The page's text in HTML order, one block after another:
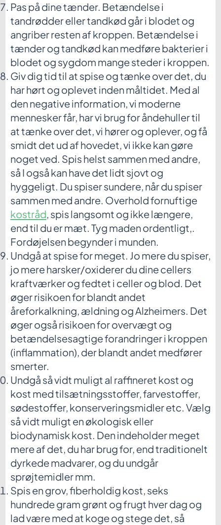
Pas på dine tænder. Betændelse i
tandrødder eller tandkød går i blodet og
angriber resten af kroppen. Betændelse i
tænder og tandkød kan medføre bakterier i
blodet og sygdom mange steder i kroppen.
Giv dig tid til at spise og tænke over det, du
har hørt og oplevet inden måltidet. Med al
den negative information, vi moderne
mennesker får, har vi brug for åndehuller til
at tænke over det, vi hører og oplever, og få
smidt det ud af hovedet, vi ikke kan gøre
noget ved. Spis helst sammen med andre,
så I også kan have det lidt sjovt og
hyggeligt. Du spiser sundere, når du spiser
sammen med andre. Overhold fornuftige
kostråd, spis langsomt og ikke længere,
end til du er mæt. Tyg maden ordentligt,.
Fordøjelsen begynder i munden.
Undgå at spise for meget. Jo mere du spiser,
jo mere harsker/oxiderer du dine cellers
kraftværker og fedtet i celler og blod. Det
øger risikoen for blandt andet
åreforkalkning, ældning og Alzheimers. Det
øger også risikoen for overvægt og
betændelsesagtige forandringer i kroppen
(inflammation), der blandt andet medfører
smerter.
Undgå så vidt muligt al raffineret kost og
kost med tilsætningsstoffer, farvestoffer,
sødestoffer, konserveringsmidler etc. Vælg
så vidt muligt en økologisk eller
biodynamisk kost. Den indeholder meget
mere af det, du har brug for, end traditionelt
dyrkede madvarer, og du undgår
sprøjtemidler mm.
Spis en grov, fiberholdig kost, seks
hundrede gram grønt og frugt hver dag og
lad være med at koge og stege det, så